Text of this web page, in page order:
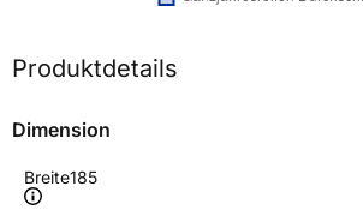
Produktdetails
Dimension
Breite185